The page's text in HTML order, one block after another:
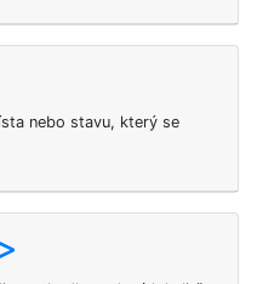
nebo stavu, který se